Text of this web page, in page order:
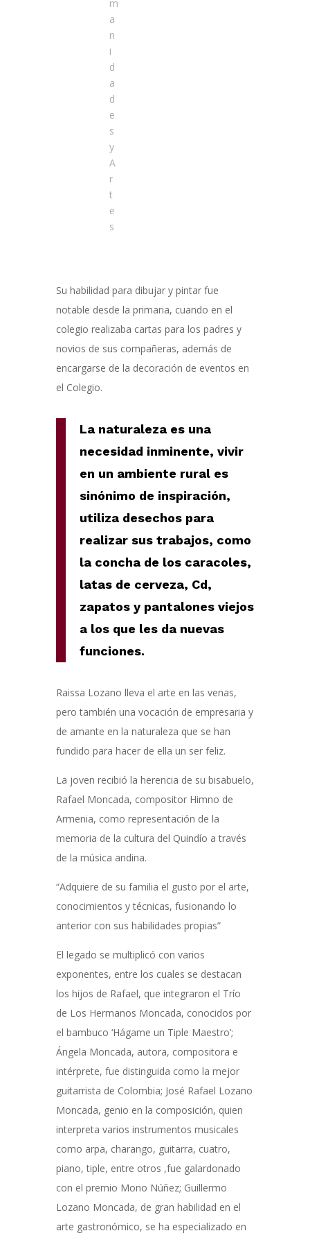
m
a
n
i
d
a
d
e
s
y
A
r
t
e
s
Su habilidad para dibujar y pintar fue
notable desde la primaria, cuando en el
colegio realizaba cartas para los padres y
novios de sus compañeras, además de
encargarse de la decoración de eventos en
el Colegio.
La naturaleza es una
necesidad inminente, vivir
en un ambiente rural es
sinónimo de inspiración,
utiliza desechos para
realizar sus trabajos, como
la concha de los caracoles,
latas de cerveza, Cd,
zapatos y pantalones viejos
a los que les da nuevas
funciones.
Raissa Lozano lleva el arte en las venas,
pero también una vocación de empresaria y
de amante en la naturaleza que se han
fundido para hacer de ella un ser feliz.
La joven recibió la herencia de su bisabuelo,
Rafael Moncada, compositor Himno de
Armenia, como representación de la
memoria de la cultura del Quindío a través
de la música andina.
“Adquiere de su familia el gusto por el arte,
conocimientos y técnicas, fusionando lo
anterior con sus habilidades propias”
El legado se multiplicó con varios
exponentes, entre los cuales se destacan
los hijos de Rafael, que integraron el Trío
de Los Hermanos Moncada, conocidos por
el bambuco ‘Hágame un Tiple Maestro’;
Ángela Moncada, autora, compositora e
intérprete, fue distinguida como la mejor
guitarrista de Colombia; José Rafael Lozano
Moncada, genio en la composición, quien
interpreta varios instrumentos musicales
como arpa, charango, guitarra, cuatro,
piano, tiple, entre otros ,fue galardonado
con el premio Mono Núñez; Guillermo
Lozano Moncada, de gran habilidad en el
arte gastronómico, se ha especializado en